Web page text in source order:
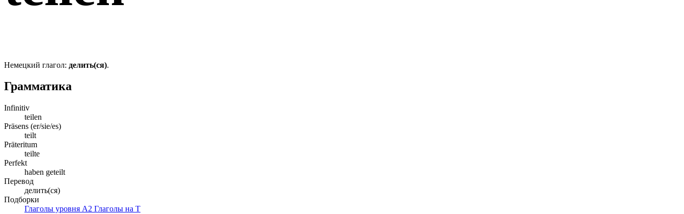
Немецкий глагол: делить(ся).
Грамматика
Infinitiv
teilen
Präsens (er/sie/es)
teilt
Präteritum
teilte
Perfekt
haben geteilt
Перевод
делить(ся)
Подборки
Глаголы уровня A2 Глаголы на T